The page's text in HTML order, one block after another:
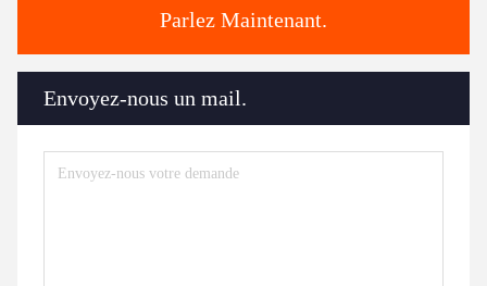
Parlez Maintenant.
Envoyez-nous un mail.